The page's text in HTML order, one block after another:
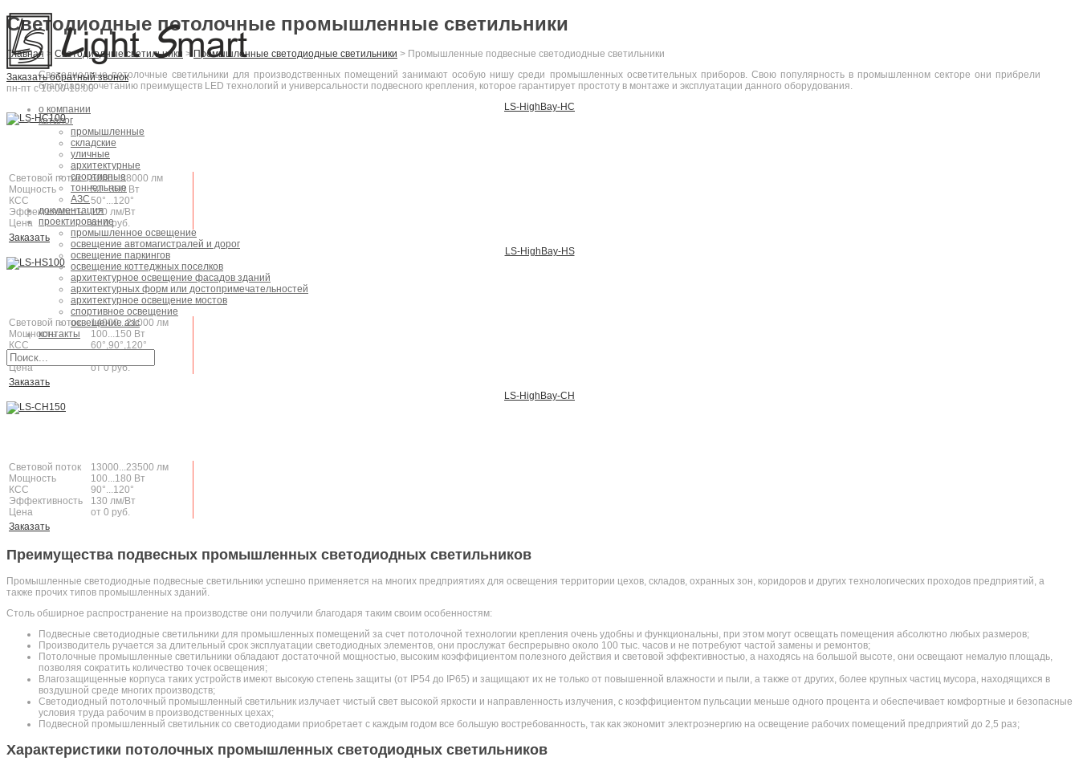
Заказать обратный звонок
пн-пт с 10:00-19:00
о компании
каталог
промышленные
складские
уличные
архитектурные
спортивные
тоннельные
АЗС
документация
проектирование
промышленное освещение
освещение автомагистралей и дорог
освещение паркингов
освещение коттеджных поселков
архитектурное освещение фасадов зданий
архитектурных форм или достопримечательностей
архитектурное освещение мостов
спортивное освещение
освещение азс
контакты
Светодиодные потолочные промышленные светильники
Главная > Светодиодные светильники > Промышленные светодиодные светильники > Промышленные подвесные светодиодные светильники
Светодиодные потолочные светильники для производственных помещений занимают особую нишу среди промышленных осветительных приборов. Свою популярность в промышленном секторе они прибрели
благодаря сочетанию преимуществ LED технологий и универсальности подвесного крепления, которое гарантирует простоту в монтаже и эксплуатации данного оборудования.
LS-HighBay-HC
Световой поток
Мощность
КСС
Эффективность
Цена
6000...38000 лм
50...300 Вт
50°...120°
120 лм/Вт
от 0 руб.
Заказать
LS-HighBay-HS
Световой поток
Мощность
КСС
Эффективность
Цена
14000...21000 лм
100...150 Вт
60°,90°,120°
от 0 руб.
Заказать
LS-HighBay-CH
Световой поток
Мощность
КСС
Эффективность
Цена
13000...23500 лм
100...180 Вт
90°...120°
130 лм/Вт
от 0 руб.
Заказать
Преимущества подвесных промышленных светодиодных светильников
Промышленные светодиодные подвесные светильники успешно применяется на многих предприятиях для освещения территории цехов, складов, охранных зон, коридоров и других технологических проходов предприятий, а
также прочих типов промышленных зданий.
Столь обширное распространение на производстве они получили благодаря таким своим особенностям:
Подвесные светодиодные светильники для промышленных помещений за счет потолочной технологии крепления очень удобны и функциональны, при этом могут освещать помещения абсолютно любых размеров;
Производитель ручается за длительный срок эксплуатации светодиодных элементов, они прослужат беспрерывно около 100 тыс. часов и не потребуют частой замены и ремонтов;
Потолочные промышленные светильники обладают достаточной мощностью, высоким коэффициентом полезного действия и световой эффективностью, а находясь на большой высоте, они освещают немалую площадь,
позволяя сократить количество точек освещения;
Влагозащищенные корпуса таких устройств имеют высокую степень защиты (от IP54 до IP65) и защищают их не только от повышенной влажности и пыли, а также от других, более крупных частиц мусора, находящихся в
воздушной среде многих производств;
Светодиодный потолочный промышленный светильник излучает чистый свет высокой яркости и направленность излучения, с коэффициентом пульсации меньше одного процента и обеспечивает комфортные и безопасные
условия труда рабочим в производственных цехах;
Подвесной промышленный светильник со светодиодами приобретает с каждым годом все большую востребованность, так как экономит электроэнергию на освещение рабочих помещений предприятий до 2,5 раз;
Характеристики потолочных промышленных светодиодных светильников